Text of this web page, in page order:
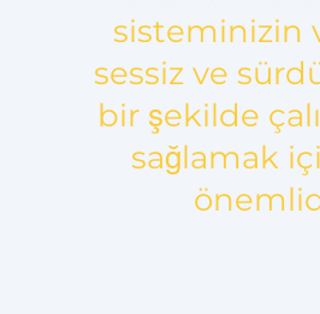
sisteminizin
sessiz ve
bir şekilde
sağlamak